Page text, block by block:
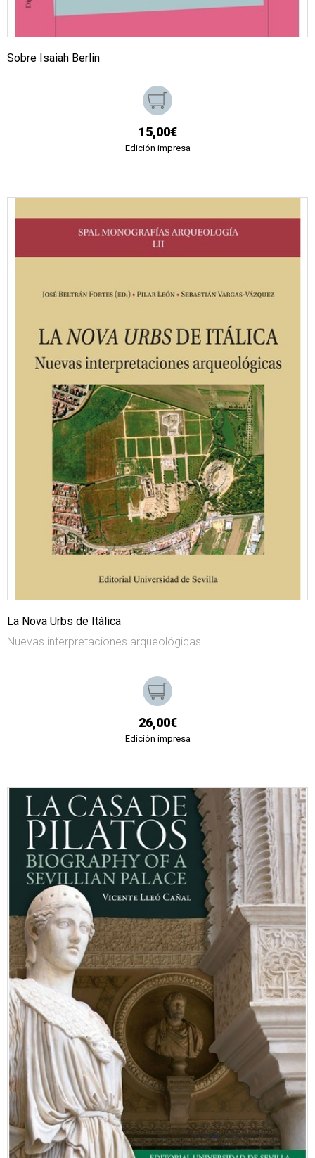
Sobre Isaiah Berlin
15,00€
Edición impresa
La Nova Urbs de Itálica
Nuevas interpretaciones arqueológicas
26,00€
Edición impresa